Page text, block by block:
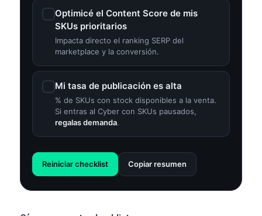
Optimicé el Content Score de mis
SKUs prioritarios
Impacta directo el ranking SERP del
marketplace y la conversión.
Mi tasa de publicación es alta
% de SKUs con stock disponibles a la venta.
Si entras al Cyber con SKUs pausados,
regalas demanda.
Reiniciar checklist Copiar resumen